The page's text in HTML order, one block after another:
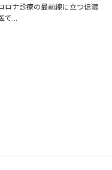
ロナ診療の最前線に立つ信濃
で...